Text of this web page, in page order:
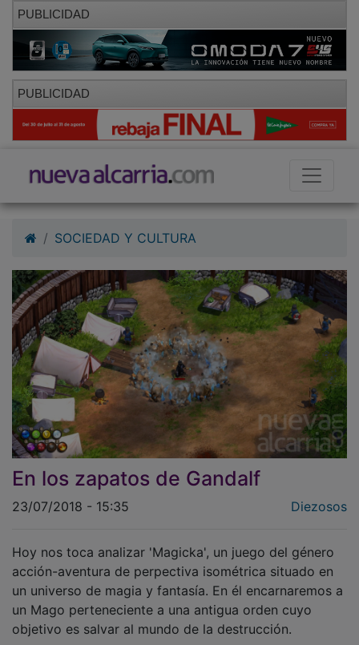
PUBLICIDAD
PUBLICIDAD
En los zapatos de Gandalf
acción-aventura de perpectiva isométrica situado en
un universo de magia y fantasía. En él encarnaremos a
un Mago perteneciente a una antigua orden cuyo
objetivo es salvar al mundo de la destrucción.